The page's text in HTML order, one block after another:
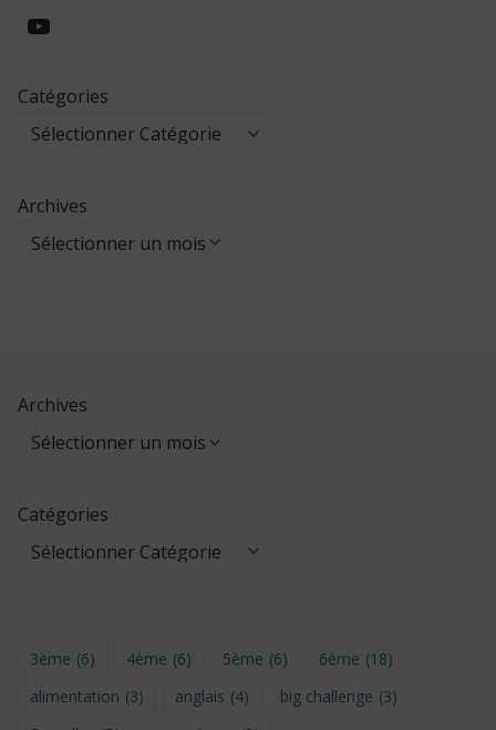
https://www.youtube.com/
Catégories
Archives
Archives
Catégories
3ème (6) 4ème (6) 5ème (6) 6ème (18)
alimentation (3) anglais (4) big challenge (3)